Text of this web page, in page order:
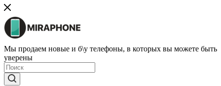
Мы продаем новые и б\у телефоны, в которых вы можете быть
уверены